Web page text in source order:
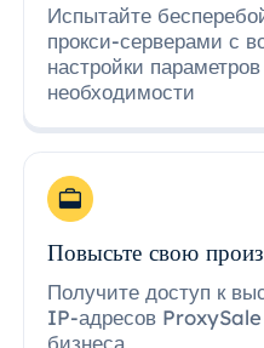
Испытайте
прокси-серверами с
настройки
необходимости
Повысьте свою
Получите доступ к
IP-адресов
бизнеса